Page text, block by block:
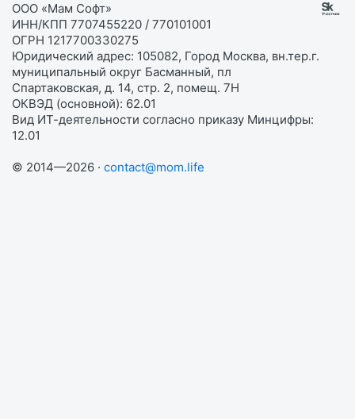
ООО «Мам Софт»
ИНН/КПП 7707455220 / 770101001
ОГРН 1217700330275
Юридический адрес: 105082, Город Москва, вн.тер.г.
муниципальный округ Басманный, пл
Спартаковская, д. 14, стр. 2, помещ. 7Н
ОКВЭД (основной): 62.01
Вид ИТ-деятельности согласно приказу Минцифры:
12.01
© 2014—2026 · contact@mom.life